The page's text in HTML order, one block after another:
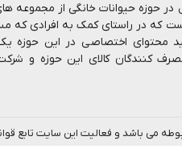
مجموعه‌ای قدرتمند و فعال با بیش از 7 سال در حوزه
که در راستای کمک به افرادی که
محتوای اختصاصی در این
کنندگان کالای این حوزه و
جهت خرید اینترنتی انواع غذا و
برای چیزهای خوب ، اینجا
می باشد و فعالیت این سایت تابع